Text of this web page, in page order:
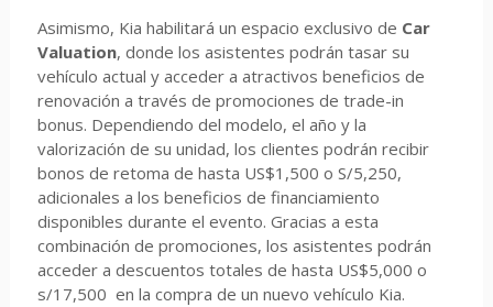
Asimismo, Kia habilitará un espacio exclusivo de Car
Valuation, donde los asistentes podrán tasar su
vehículo actual y acceder a atractivos beneficios de
renovación a través de promociones de trade-in
bonus. Dependiendo del modelo, el año y la
valorización de su unidad, los clientes podrán recibir
bonos de retoma de hasta US$1,500 o S/5,250,
adicionales a los beneficios de financiamiento
disponibles durante el evento. Gracias a esta
combinación de promociones, los asistentes podrán
acceder a descuentos totales de hasta US$5,000 o
s/17,500 en la compra de un nuevo vehículo Kia.